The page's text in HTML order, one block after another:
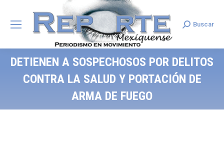
Search:
Buscar
DETIENEN A SOSPECHOSOS POR DELITOS
CONTRA LA SALUD Y PORTACIÓN DE
ARMA DE FUEGO